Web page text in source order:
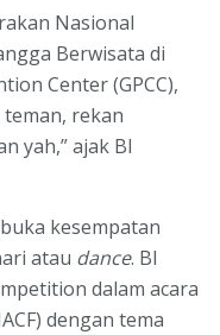
Nasional
Berwisata di
Center (GPCC),
rekan
yah,” ajak BI
kesempatan
atau dance. BI
dalam acara
dengan tema